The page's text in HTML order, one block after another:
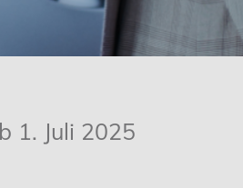
1. Juli 2025